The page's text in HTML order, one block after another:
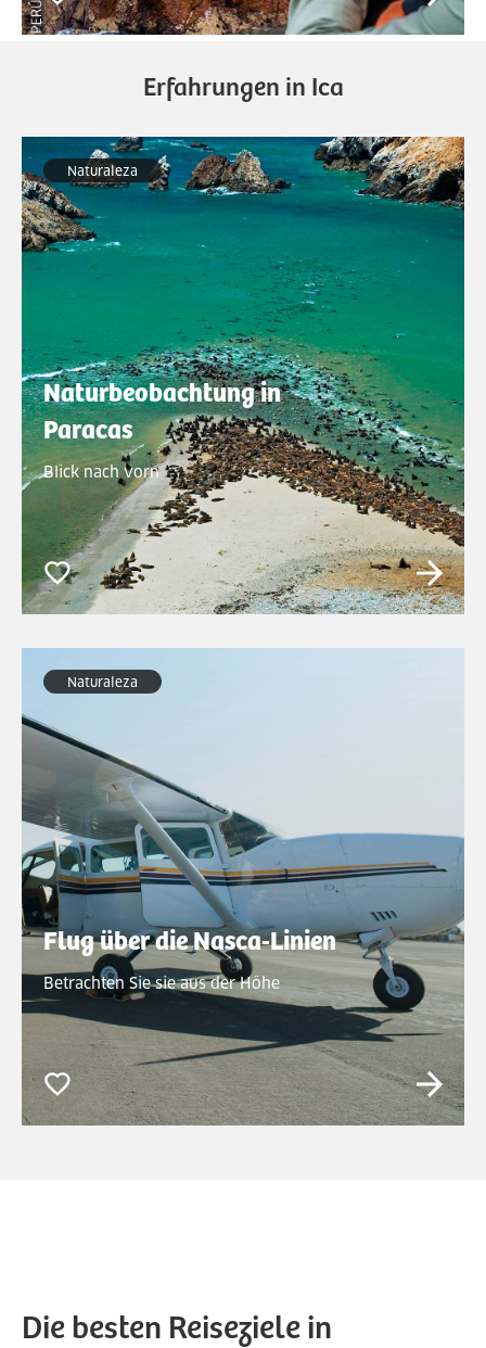
Erfahrungen in Ica
Naturaleza
Naturbeobachtung in
Paracas
Blick nach vorn
Naturaleza
Flug über die Nasca-Linien
Betrachten Sie sie aus der Höhe
Die besten Reiseziele in